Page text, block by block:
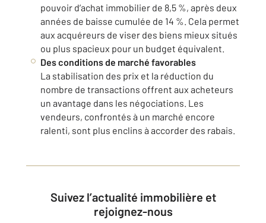
pouvoir d’achat immobilier de 8,5 %, après deux
années de baisse cumulée de 14 %. Cela permet
aux acquéreurs de viser des biens mieux situés
ou plus spacieux pour un budget équivalent.
Des conditions de marché favorables
La stabilisation des prix et la réduction du
nombre de transactions offrent aux acheteurs
un avantage dans les négociations. Les
vendeurs, confrontés à un marché encore
ralenti, sont plus enclins à accorder des rabais.
Suivez l’actualité immobilière et
rejoignez-nous